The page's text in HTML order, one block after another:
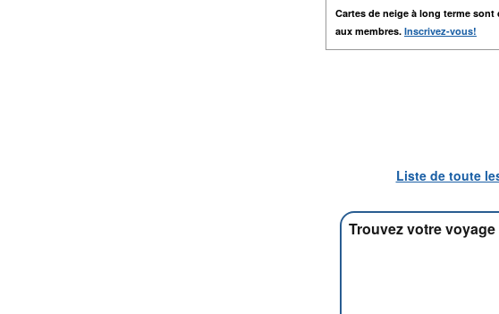
Cartes de neige à long terme
aux membres. Inscrivez-vous!
Liste de toute
Trouvez votre voyage